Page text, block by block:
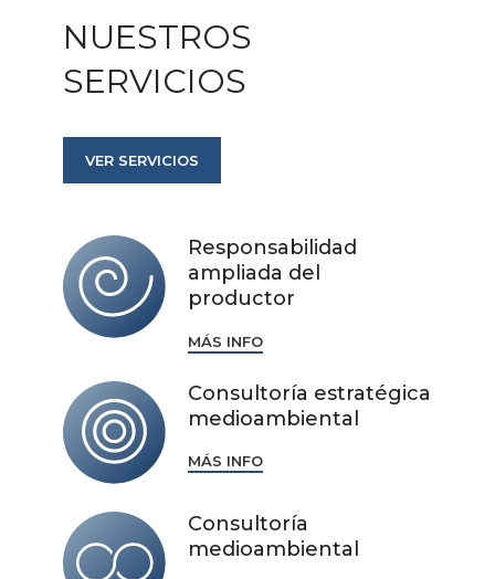
Responsabilidad
ampliada del
productor
MÁS INFO
Consultoría estratégica
medioambiental
MÁS INFO
Consultoría
medioambiental
NUESTROS
SERVICIOS
VER SERVICIOS